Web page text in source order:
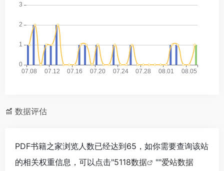
数据评估
PDF书籍之家浏览人数已经达到65，如你需要查询该站
的相关权重信息，可以点击"5118数据 ""爱站数据